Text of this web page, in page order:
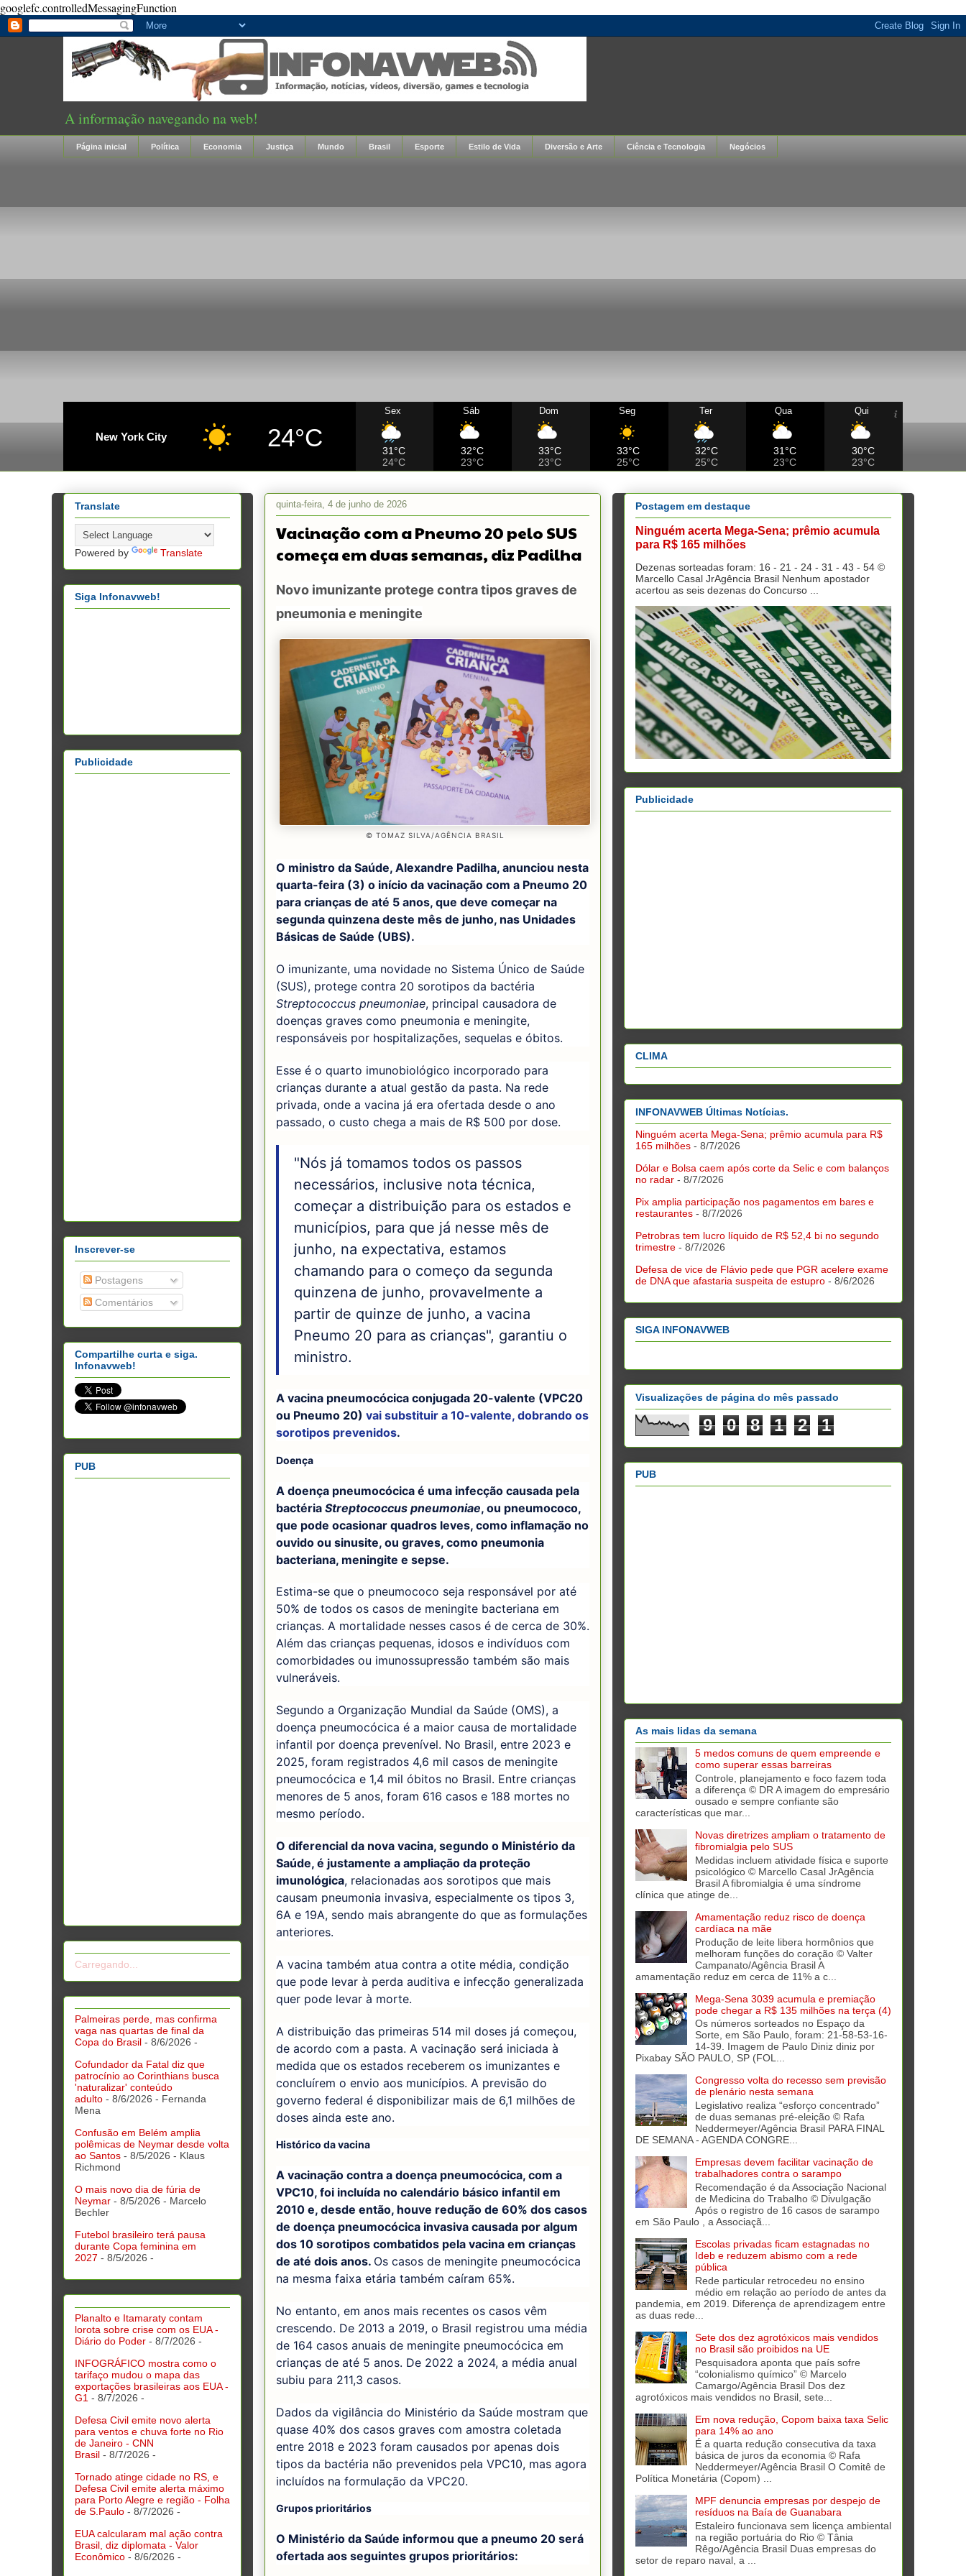
googlefc.controlledMessagingFunction
A informação navegando na web!
Página inicial Política Economia Justiça Mundo Brasil Esporte Estilo de Vida Diversão e Arte Ciência e Tecnologia Negócios
New York City 24°C
Sex
31°C
24°C
Sáb
32°C
23°C
Dom
33°C
23°C
Seg
33°C
25°C
Ter
32°C
25°C
Qua
31°C
23°C
Qui
30°C
23°C
quinta-feira, 4 de junho de 2026
Vacinação com a Pneumo 20 pelo SUS
começa em duas semanas, diz Padilha
Novo imunizante protege contra tipos graves de
pneumonia e meningite
© TOMAZ SILVA/AGÊNCIA BRASIL
O ministro da Saúde, Alexandre Padilha, anunciou nesta
quarta-feira (3) o início da vacinação com a Pneumo 20
para crianças de até 5 anos, que deve começar na
segunda quinzena deste mês de junho, nas Unidades
Básicas de Saúde (UBS).
O imunizante, uma novidade no Sistema Único de Saúde
(SUS), protege contra 20 sorotipos da bactéria
Streptococcus pneumoniae, principal causadora de
doenças graves como pneumonia e meningite,
responsáveis por hospitalizações, sequelas e óbitos.
Esse é o quarto imunobiológico incorporado para
crianças durante a atual gestão da pasta. Na rede
privada, onde a vacina já era ofertada desde o ano
passado, o custo chega a mais de R$ 500 por dose.
"Nós já tomamos todos os passos
necessários, inclusive nota técnica,
começar a distribuição para os estados e
municípios, para que já nesse mês de
junho, na expectativa, estamos
chamando para o começo da segunda
quinzena de junho, provavelmente a
partir de quinze de junho, a vacina
Pneumo 20 para as crianças", garantiu o
ministro.
A vacina pneumocócica conjugada 20-valente (VPC20
ou Pneumo 20) vai substituir a 10-valente, dobrando os
sorotipos prevenidos.
Doença
A doença pneumocócica é uma infecção causada pela
bactéria Streptococcus pneumoniae, ou pneumococo,
que pode ocasionar quadros leves, como inflamação no
ouvido ou sinusite, ou graves, como pneumonia
bacteriana, meningite e sepse.
Estima-se que o pneumococo seja responsável por até
50% de todos os casos de meningite bacteriana em
crianças. A mortalidade nesses casos é de cerca de 30%.
Além das crianças pequenas, idosos e indivíduos com
comorbidades ou imunossupressão também são mais
vulneráveis.
Segundo a Organização Mundial da Saúde (OMS), a
doença pneumocócica é a maior causa de mortalidade
infantil por doença prevenível. No Brasil, entre 2023 e
2025, foram registrados 4,6 mil casos de meningite
pneumocócica e 1,4 mil óbitos no Brasil. Entre crianças
menores de 5 anos, foram 616 casos e 188 mortes no
mesmo período.
O diferencial da nova vacina, segundo o Ministério da
Saúde, é justamente a ampliação da proteção
imunológica, relacionadas aos sorotipos que mais
causam pneumonia invasiva, especialmente os tipos 3,
6A e 19A, sendo mais abrangente do que as formulações
anteriores.
A vacina também atua contra a otite média, condição
que pode levar à perda auditiva e infecção generalizada
quer pode levar à morte.
A distribuição das primeiras 514 mil doses já começou,
de acordo com a pasta. A vacinação será iniciada à
medida que os estados receberem os imunizantes e
concluírem o envio aos municípios. A previsão do
governo federal é disponibilizar mais de 6,1 milhões de
doses ainda este ano.
Histórico da vacina
A vacinação contra a doença pneumocócica, com a
VPC10, foi incluída no calendário básico infantil em
2010 e, desde então, houve redução de 60% dos casos
de doença pneumocócica invasiva causada por algum
dos 10 sorotipos combatidos pela vacina em crianças
de até dois anos. Os casos de meningite pneumocócica
na mesma faixa etária também caíram 65%.
No entanto, em anos mais recentes os casos vêm
crescendo. De 2013 a 2019, o Brasil registrou uma média
de 164 casos anuais de meningite pneumocócica em
crianças de até 5 anos. De 2022 a 2024, a média anual
subiu para 211,3 casos.
Dados da vigilância do Ministério da Saúde mostram que
quase 40% dos casos graves com amostra coletada
entre 2018 e 2023 foram causados por apenas dois
tipos da bactéria não prevenidos pela VPC10, mas agora
incluídos na formulação da VPC20.
Grupos prioritários
O Ministério da Saúde informou que a pneumo 20 será
ofertada aos seguintes grupos prioritários:
Translate
Powered by Translate
Siga Infonavweb!
Publicidade
Inscrever-se
Postagens
Comentários
Compartilhe curta e siga.
Infonavweb!
PUB
Carregando...
Palmeiras perde, mas confirma
vaga nas quartas de final da
Copa do Brasil - 8/6/2026 -
Cofundador da Fatal diz que
patrocínio ao Corinthians busca
'naturalizar' conteúdo
adulto - 8/6/2026 - Fernanda
Mena
Confusão em Belém amplia
polêmicas de Neymar desde volta
ao Santos - 8/5/2026 - Klaus
Richmond
O mais novo dia de fúria de
Neymar - 8/5/2026 - Marcelo
Bechler
Futebol brasileiro terá pausa
durante Copa feminina em
2027 - 8/5/2026 -
Planalto e Itamaraty contam
lorota sobre crise com os EUA -
Diário do Poder - 8/7/2026 -
INFOGRÁFICO mostra como o
tarifaço mudou o mapa das
exportações brasileiras aos EUA -
G1 - 8/7/2026 -
Defesa Civil emite novo alerta
para ventos e chuva forte no Rio
de Janeiro - CNN
Brasil - 8/7/2026 -
Tornado atinge cidade no RS, e
Defesa Civil emite alerta máximo
para Porto Alegre e região - Folha
de S.Paulo - 8/7/2026 -
EUA calcularam mal ação contra
Brasil, diz diplomata - Valor
Econômico - 8/6/2026 -
Postagem em destaque
Ninguém acerta Mega-Sena; prêmio acumula
para R$ 165 milhões
Dezenas sorteadas foram: 16 - 21 - 24 - 31 - 43 - 54 ©
Marcello Casal JrAgência Brasil Nenhum apostador
acertou as seis dezenas do Concurso ...
Publicidade
CLIMA
INFONAVWEB Últimas Notícias.
Ninguém acerta Mega-Sena; prêmio acumula para R$
165 milhões - 8/7/2026
Dólar e Bolsa caem após corte da Selic e com balanços
no radar - 8/7/2026
Pix amplia participação nos pagamentos em bares e
restaurantes - 8/7/2026
Petrobras tem lucro líquido de R$ 52,4 bi no segundo
trimestre - 8/7/2026
Defesa de vice de Flávio pede que PGR acelere exame
de DNA que afastaria suspeita de estupro - 8/6/2026
SIGA INFONAVWEB
Visualizações de página do mês passado
9 0 8 1 2 1
PUB
As mais lidas da semana
5 medos comuns de quem empreende e
como superar essas barreiras
Controle, planejamento e foco fazem toda
a diferença © DR A imagem do empresário
ousado e sempre confiante são
características que mar...
Novas diretrizes ampliam o tratamento de
fibromialgia pelo SUS
Medidas incluem atividade física e suporte
psicológico © Marcello Casal JrAgência
Brasil A fibromialgia é uma síndrome
clínica que atinge de...
Amamentação reduz risco de doença
cardíaca na mãe
Produção de leite libera hormônios que
melhoram funções do coração © Valter
Campanato/Agência Brasil A
amamentação reduz em cerca de 11% a c...
Mega-Sena 3039 acumula e premiação
pode chegar a R$ 135 milhões na terça (4)
Os números sorteados no Espaço da
Sorte, em São Paulo, foram: 21-58-53-16-
14-39. Imagem de Paulo Diniz diniz por
Pixabay SÃO PAULO, SP (FOL...
Congresso volta do recesso sem previsão
de plenário nesta semana
Legislativo realiza “esforço concentrado”
de duas semanas pré-eleição © Rafa
Neddermeyer/Agência Brasil PARA FINAL
DE SEMANA - AGENDA CONGRE...
Empresas devem facilitar vacinação de
trabalhadores contra o sarampo
Recomendação é da Associação Nacional
de Medicina do Trabalho © Divulgação
Após o registro de 16 casos de sarampo
em São Paulo , a Associaçã...
Escolas privadas ficam estagnadas no
Ideb e reduzem abismo com a rede
pública
Rede particular retrocedeu no ensino
médio em relação ao período de antes da
pandemia, em 2019. Diferença de aprendizagem entre
as duas rede...
Sete dos dez agrotóxicos mais vendidos
no Brasil são proibidos na UE
Pesquisadora aponta que país sofre
“colonialismo químico” © Marcelo
Camargo/Agência Brasil Dos dez
agrotóxicos mais vendidos no Brasil, sete...
Em nova redução, Copom baixa taxa Selic
para 14% ao ano
É a quarta redução consecutiva da taxa
básica de juros da economia © Rafa
Neddermeyer/Agência Brasil O Comitê de
Política Monetária (Copom) ...
MPF denuncia empresas por despejo de
resíduos na Baía de Guanabara
Estaleiro funcionava sem licença ambiental
na região portuária do Rio © Tânia
Rêgo/Agência Brasil Duas empresas do
setor de reparo naval, a ...